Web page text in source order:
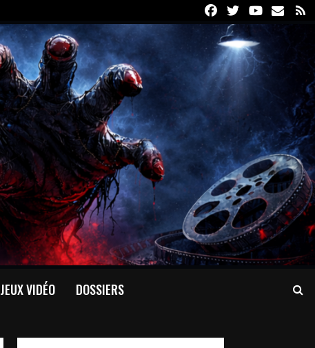
FacebookTwitterYoutube
Email
JEUX VIDÉO DOSSIERS